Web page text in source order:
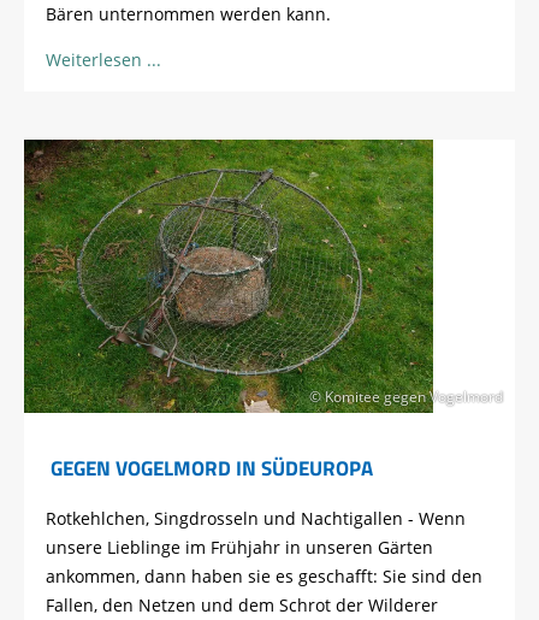
Bären unternommen werden kann.
Weiterlesen
© Komitee gegen Vogelmord
GEGEN VOGELMORD IN SÜDEUROPA
Rotkehlchen, Singdrosseln und Nachtigallen - Wenn
unsere Lieblinge im Frühjahr in unseren Gärten
ankommen, dann haben sie es geschafft: Sie sind den
Fallen, den Netzen und dem Schrot der Wilderer